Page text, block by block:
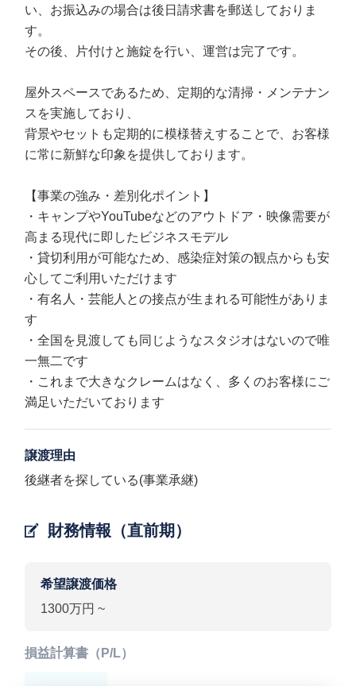
い、お振込みの場合は後日請求書を郵送しておりま
す。
その後、片付けと施錠を行い、運営は完了です。
屋外スペースであるため、定期的な清掃・メンテナン
スを実施しており、
背景やセットも定期的に模様替えすることで、お客様
に常に新鮮な印象を提供しております。
【事業の強み・差別化ポイント】
・キャンプやYouTubeなどのアウトドア・映像需要が
高まる現代に即したビジネスモデル
・貸切利用が可能なため、感染症対策の観点からも安
心してご利用いただけます
・有名人・芸能人との接点が生まれる可能性がありま
す
・全国を見渡しても同じようなスタジオはないので唯
一無二です
・これまで大きなクレームはなく、多くのお客様にご
満足いただいております
譲渡理由
後継者を探している(事業承継)
財務情報（直前期）
希望譲渡価格
1300万円 ~
損益計算書（P/L）